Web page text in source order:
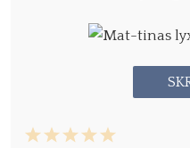
5
4
3
2
1